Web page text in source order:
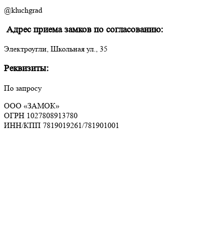
@kluchgrad
Адрес приема замков по согласованию:
Электроугли, Школьная ул., 35
Реквизиты:
По запросу
ООО «ЗАМОК»
ОГРН 1027808913780
ИНН/КПП 7819019261/781901001